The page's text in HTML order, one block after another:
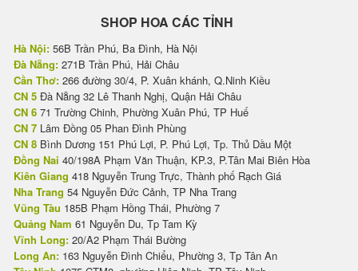
SHOP HOA CÁC TỈNH
Hà Nội: 56B Trần Phú, Ba Đình, Hà Nội
Đà Nẵng: 271B Trần Phú, Hải Châu
Cần Thơ: 266 đường 30/4, P. Xuân khánh, Q.Ninh Kiều
CN 5 Đà Nẵng 32 Lê Thanh Nghị, Quận Hải Châu
CN 6 71 Trường Chinh, Phường Xuân Phú, TP Huế
CN 7 Lâm Đồng 05 Phan Đình Phùng
CN 8 Bình Dương 151 Phú Lợi, P. Phú Lợi, Tp. Thủ Dầu Một
Đồng Nai 40/198A Phạm Văn Thuận, KP.3, P.Tân Mai Biên Hòa
Kiên Giang 418 Nguyễn Trung Trực, Thành phố Rạch Giá
Nha Trang 54 Nguyễn Đức Cảnh, TP Nha Trang
Vũng Tàu 185B Phạm Hồng Thái, Phường 7
Quảng Nam 61 Nguyễn Du, Tp Tam Kỳ
Vĩnh Long: 20/A2 Phạm Thái Bường
Long An: 163 Nguyễn Đình Chiểu, Phường 3, Tp Tân An